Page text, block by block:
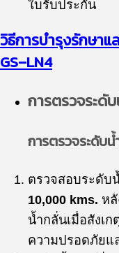
ใบรับประกัน
วิธีการบำรุงรักษา
GS–LN4
การตรวจระดั
การตรวจระดับ
ตรวจสอบระดับ
10,000 kms. ห
น้ำกลั่นเมื่อสังเ
ความปรอดภัยแ